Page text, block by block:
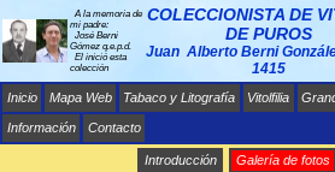
A la memoria de
mi padre:
José Berni
Gómez q.e.p.d.
El inició esta
colección
COLECCIONISTA DE
DE PUROS
Juan Alberto Berni
1415
Inicio Mapa Web Tabaco y Litografía Vitolfilia
Información Contacto
Introducción Galería de fotos